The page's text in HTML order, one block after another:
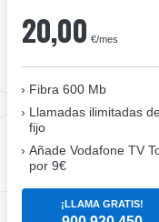
20,00 €/mes
Fibra 600 Mb
Llamadas ilimitadas
fijo
Añade Vodafone TV
por 9€
¡LLAMA GRATIS!